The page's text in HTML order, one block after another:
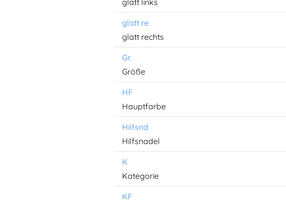
glatt links
glatt re
glatt rechts
Gr.
Größe
HF
Hauptfarbe
Hilfsnd
Hilfsnadel
K
Kategorie
KF